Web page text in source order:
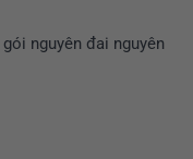
nguyên đai nguyên